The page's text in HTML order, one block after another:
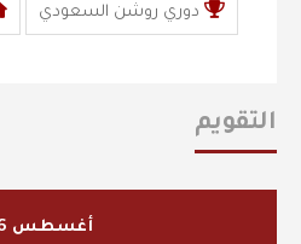
دوري روشن السعودي
التقويم
أغسطس 2026